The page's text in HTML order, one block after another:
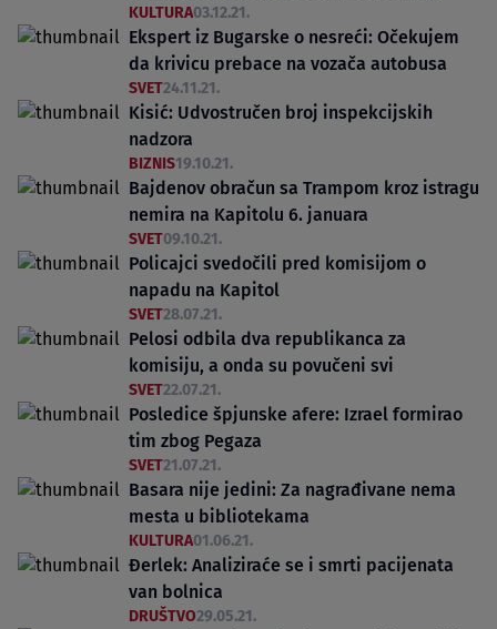
KULTURA03.12.21.
Ekspert iz Bugarske o nesreći: Očekujem
da krivicu prebace na vozača autobusa
SVET24.11.21.
Kisić: Udvostručen broj inspekcijskih
nadzora
BIZNIS19.10.21.
Bajdenov obračun sa Trampom kroz istragu
nemira na Kapitolu 6. januara
SVET09.10.21.
Policajci svedočili pred komisijom o
napadu na Kapitol
SVET28.07.21.
Pelosi odbila dva republikanca za
komisiju, a onda su povučeni svi
SVET22.07.21.
Posledice špjunske afere: Izrael formirao
tim zbog Pegaza
SVET21.07.21.
Basara nije jedini: Za nagrađivane nema
mesta u bibliotekama
KULTURA01.06.21.
Đerlek: Analiziraće se i smrti pacijenata
van bolnica
DRUŠTVO29.05.21.